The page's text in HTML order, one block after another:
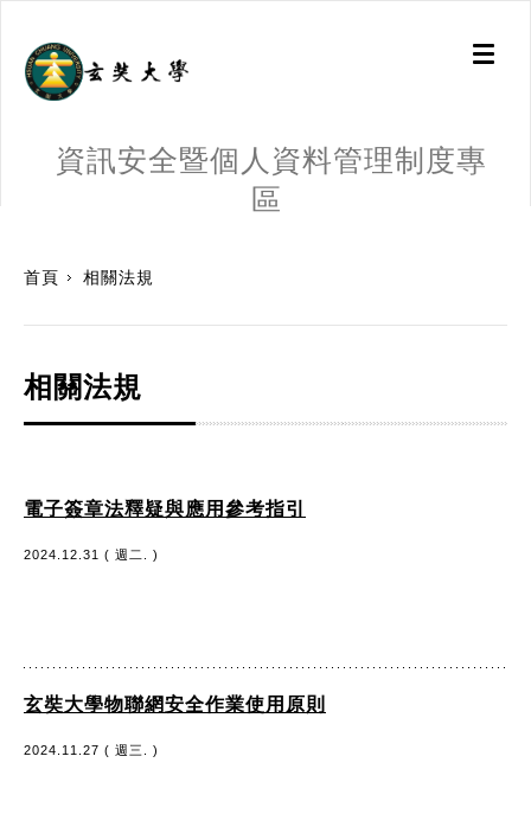
Toggle
資訊安全暨個人資料管理制度專
區
首頁 相關法規
相關法規
電子簽章法釋疑與應用參考指引
2024.12.31 ( 週二. )
玄奘大學物聯網安全作業使用原則
2024.11.27 ( 週三. )